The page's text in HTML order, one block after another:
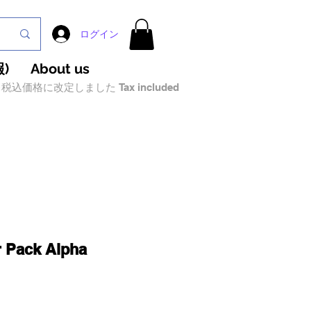
ログイン
) About us
込価格に改定しました Tax included
Pack Alpha